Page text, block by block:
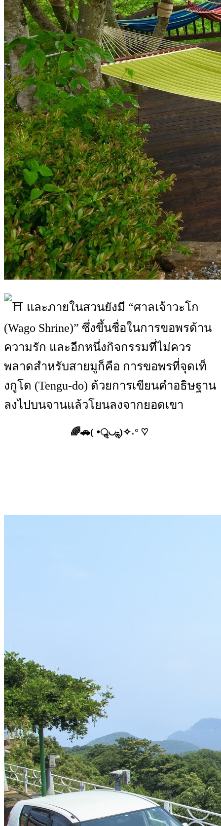
และภายในสวนยังมี “ศาลเจ้าวะโก
(Wago Shrine)” ซึ่งขึ้นชื่อในการขอพรด้าน
ความรัก และอีกหนึ่งกิจกรรมที่ไม่ควร
พลาดสำหรับสายมูก็คือ การขอพรที่จุดเท็
งกูโด (Tengu-do) ด้วยการเขียนคำอธิษฐาน
ลงไปบนจานแล้วโยนลงจากยอดเขา
🌈🚗( •ॢ◡-ॢ)✧˖° ♡